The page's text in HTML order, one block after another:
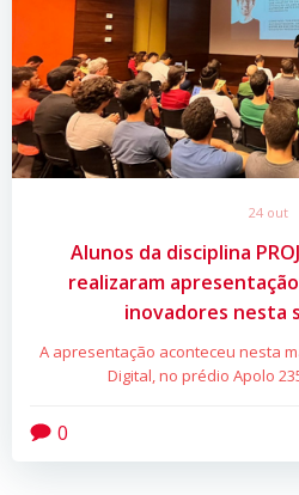
24 out
Alunos da disciplina
realizaram
inovadores nesta
A apresentação aconteceu nesta
Digital, no prédio Apolo
0